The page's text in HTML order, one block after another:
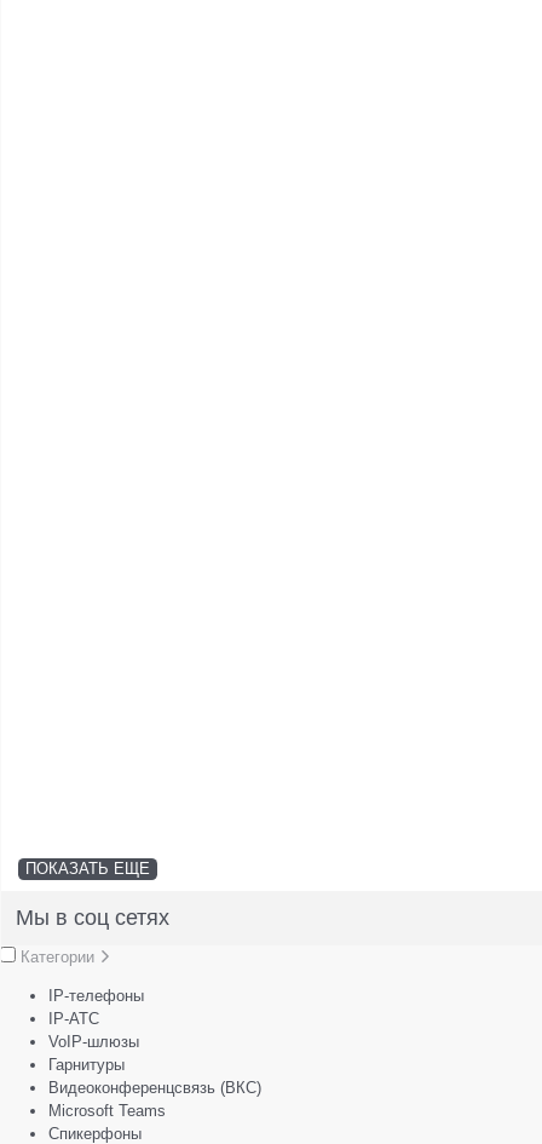
ПОКАЗАТЬ ЕЩЕ
Мы в соц сетях
Категории
IP-телефоны
IP-АТС
VoIP-шлюзы
Гарнитуры
Видеоконференцсвязь (ВКС)
Microsoft Teams
Спикерфоны